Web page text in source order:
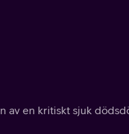
av en kritiskt sjuk